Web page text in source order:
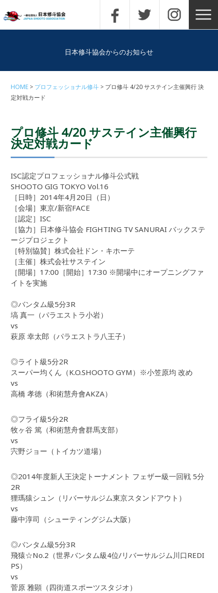
日本修斗協会からのお知らせ
HOME プロフェッショナル修斗
プロ修斗 4/20 サステイン主催興行 決
定対戦カード
プロ修斗 4/20 サステイン主催興行
決定対戦カード
ISC認定プロフェッショナル修斗公式戦
SHOOTO GIG TOKYO Vol.16
［日時］2014年4月20日（日）
［会場］東京/新宿FACE
［認定］ISC
［協力］日本修斗協会 FIGHTING TV SANURAI バックステ
ージプロジェクト
［特別協賛］株式会社ドン・キホーテ
［主催］株式会社サステイン
［開場］17:00［開始］17:30 ※開場中にオープニングファ
イトを実施
◎バンタム級5分3R
塙 真一（パラエストラ小岩）
vs
萩原 幸太郎（パラエストラ八王子）
◎ライト級5分2R
スーパー均くん（K.O.SHOOTO GYM）※小笠原均 改め
vs
高橋 孝徳（和術慧舟會AKZA）
◎フライ級5分2R
牧ヶ谷 篤（和術慧舟會群馬支部）
vs
宍野ジョー（トイカツ道場）
◎2014年度新人王決定トーナメント フェザー級一回戦 5分
2R
狸瑪猿シュン（リバーサルジム東京スタンドアウト）
vs
藤中淳司（シューティングジム大阪）
◎バンタム級5分3R
飛猿☆No.2（世界バンタム級4位/リバーサルジム川口REDI
PS）
vs
菅原 雅顕（四街道スポーツスタジオ）